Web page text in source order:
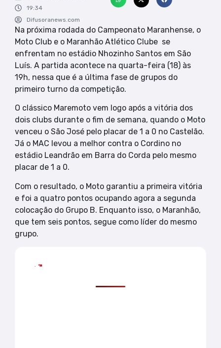
19:34
Difusoranews.com
Na próxima rodada do Campeonato Maranhense, o
Moto Club e o Maranhão Atlético Clube se
enfrentam no estádio Nhozinho Santos em São
Luís. A partida acontece na quarta-feira (18) às
19h, nessa que é a última fase de grupos do
primeiro turno da competição.
O clássico Maremoto vem logo após a vitória dos
dois clubs durante o fim de semana, quando o Moto
venceu o São José pelo placar de 1 a 0 no Castelão.
Já o MAC levou a melhor contra o Cordino no
estádio Leandrão em Barra do Corda pelo mesmo
placar de 1 a 0.
Com o resultado, o Moto garantiu a primeira vitória
e foi a quatro pontos ocupando agora a segunda
colocação do Grupo B. Enquanto isso, o Maranhão,
que tem seis pontos, segue como líder do mesmo
grupo.